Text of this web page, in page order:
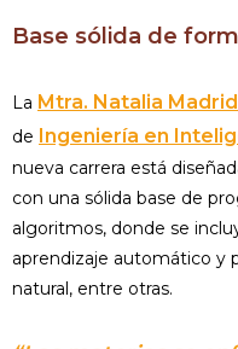
Base sólida de
La Mtra. Natalia
de Ingeniería en
nueva carrera está
con una sólida base de
algoritmos, donde se
aprendizaje automático y
natural, entre otras.